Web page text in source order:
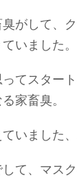
がして、
いました。
てスター
家畜臭。
いました、
て、マス